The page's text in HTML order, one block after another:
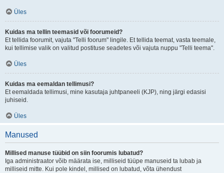
Üles
Kuidas ma tellin teemasid või foorumeid?
Et tellida foorumit, vajuta "Telli foorum" lingile. Et tellida teemat, vasta teemale,
kui tellimise valik on valitud postituse seadetes või vajuta nuppu "Telli teema".
Üles
Kuidas ma eemaldan tellimusi?
Et eemaldada tellimusi, mine kasutaja juhtpaneeli (KJP), ning järgi edasisi
juhiseid.
Üles
Manused
Millised manuse tüübid on siin foorumis lubatud?
Iga administraator võib määrata ise, milliseid tüüpe manuseid ta lubab ja
milliseid mitte. Kui pole kindel, millised on lubatud, võta ühendust